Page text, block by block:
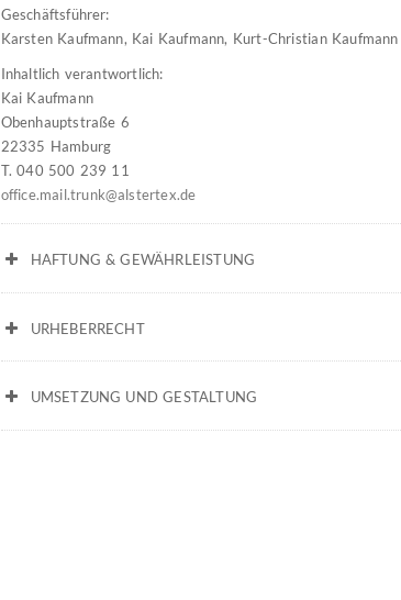
Geschäftsführer:
Karsten Kaufmann, Kai Kaufmann, Kurt-Christian Kaufmann
Inhaltlich verantwortlich:
Kai Kaufmann
Obenhauptstraße 6
22335 Hamburg
T. 040 500 239 11
office.mail.trunk@alstertex.de
HAFTUNG & GEWÄHRLEISTUNG
URHEBERRECHT
UMSETZUNG UND GESTALTUNG